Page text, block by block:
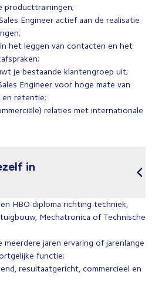
producttrainingen;
Engineer actief aan de realisatie
het leggen van contacten en het
je bestaande klantengroep uit;
Engineer voor hoge mate van
en retentie;
relaties met internationale
in
HBO diploma richting techniek,
Mechatronica of Technische
meerdere jaren ervaring of jarenlange
functie;
resultaatgericht, commercieel en